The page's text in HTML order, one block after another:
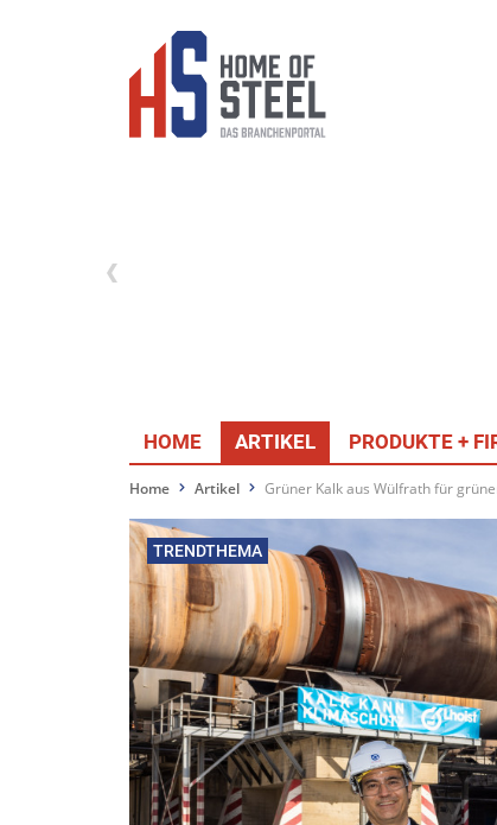
HOME ARTIKEL PRODUKTE +
Home Artikel Grüner Kalk aus Wülfrath für
TRENDTHEMA